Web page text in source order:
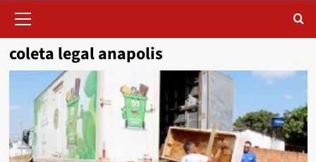
Menu
coleta legal anapolis